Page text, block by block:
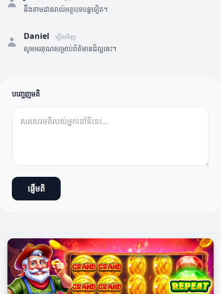
នឹងតាមដានរាល់អត្ថបទបន្តទៀត។
Daniel ម្សិលមិញ
សូមអរគុណសម្រាប់ព័ត៌មានដ៏ល្អនេះ។
បញ្ចេញមតិ
ផ្ញើមតិ